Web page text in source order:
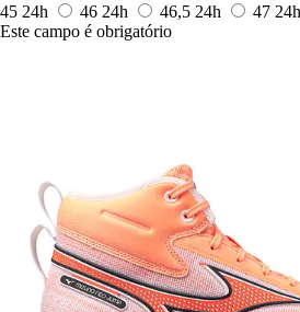
45 24h 46 24h 46,5 24h 47 24h
Este campo é obrigatório